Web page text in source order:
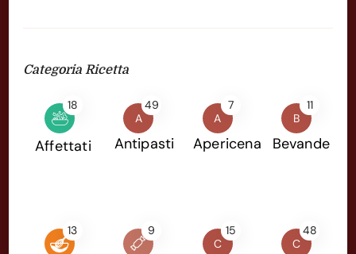
Categoria Ricetta
18
Affettati
A
49
Antipasti
A
7
Apericena
B
11
Bevande
13 9
C
15
C
48